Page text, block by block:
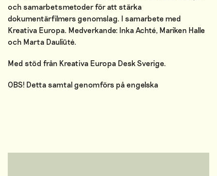
och samarbetsmetoder för att stärka
dokumentärfilmers genomslag. I samarbete med
Kreativa Europa. Medverkande: Inka Achté, Mariken Halle
och Marta Dauliūtė.
Med stöd från Kreativa Europa Desk Sverige.
OBS! Detta samtal genomförs på engelska